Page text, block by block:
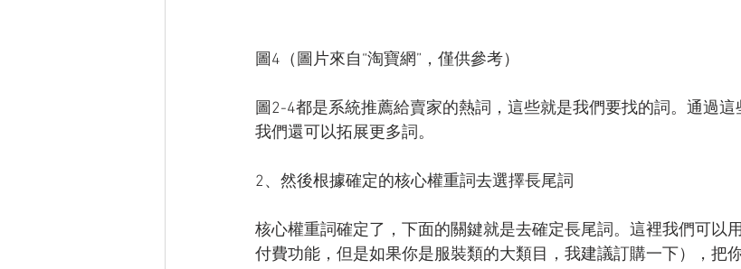
圖4（圖片來自“淘寶網”，僅供參考）
圖2-4都是系統推薦給賣家的熱詞，這些就是我們要找的詞。通過這
我們還可以拓展更多詞。
2、然後根據確定的核心權重詞去選擇長尾詞
核心權重詞確定了，下面的關鍵就是去確定長尾詞。這裡我們可以
付費功能，但是如果你是服裝類的大類目，我建議訂購一下），把